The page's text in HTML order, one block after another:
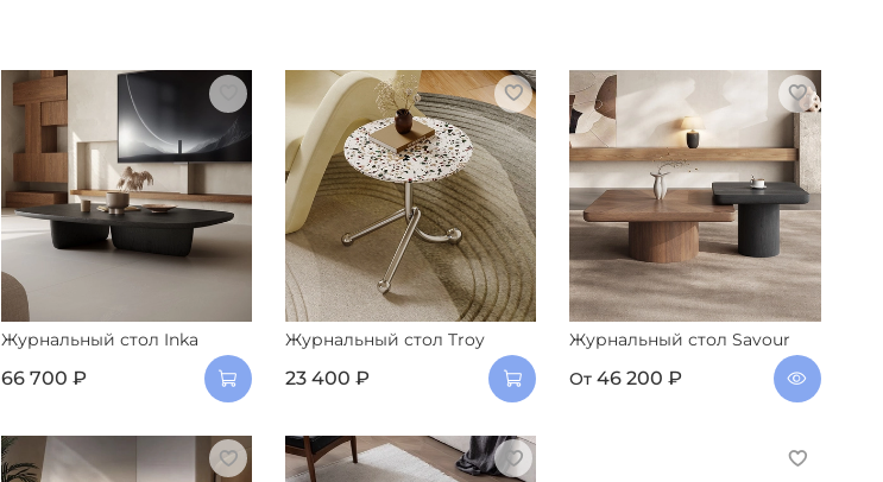
Журнальный стол Inka
66 700 ₽
Журнальный стол Troy
23 400 ₽
Журнальный стол Savour
От 46 200 ₽